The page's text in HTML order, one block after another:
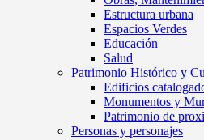
Estructura urbana
Espacios Verdes
Educación
Salud
Patrimonio Histórico y
Edificios
Monumentos y
Patrimonio de
Personas y personajes